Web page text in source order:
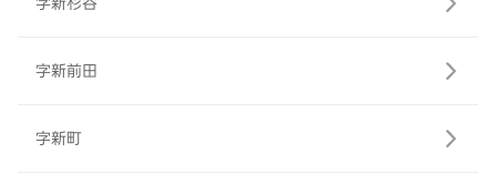
字新前田
字新町